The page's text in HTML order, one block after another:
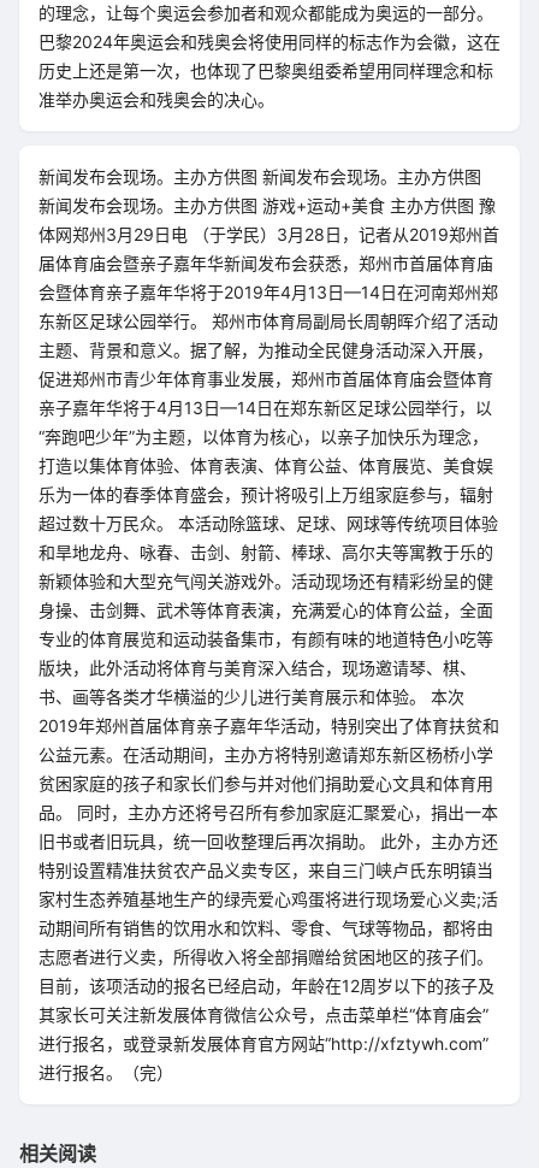
的理念，让每个奥运会参加者和观众都能成为奥运的一部分。
巴黎2024年奥运会和残奥会将使用同样的标志作为会徽，这在
历史上还是第一次，也体现了巴黎奥组委希望用同样理念和标
准举办奥运会和残奥会的决心。
新闻发布会现场。主办方供图 新闻发布会现场。主办方供图
新闻发布会现场。主办方供图 游戏+运动+美食 主办方供图 豫
体网郑州3月29日电 （于学民）3月28日，记者从2019郑州首
届体育庙会暨亲子嘉年华新闻发布会获悉，郑州市首届体育庙
会暨体育亲子嘉年华将于2019年4月13日—14日在河南郑州郑
东新区足球公园举行。 郑州市体育局副局长周朝晖介绍了活动
主题、背景和意义。据了解，为推动全民健身活动深入开展，
促进郑州市青少年体育事业发展，郑州市首届体育庙会暨体育
亲子嘉年华将于4月13日—14日在郑东新区足球公园举行，以
“奔跑吧少年”为主题，以体育为核心，以亲子加快乐为理念，
打造以集体育体验、体育表演、体育公益、体育展览、美食娱
乐为一体的春季体育盛会，预计将吸引上万组家庭参与，辐射
超过数十万民众。 本活动除篮球、足球、网球等传统项目体验
和旱地龙舟、咏春、击剑、射箭、棒球、高尔夫等寓教于乐的
新颖体验和大型充气闯关游戏外。活动现场还有精彩纷呈的健
身操、击剑舞、武术等体育表演，充满爱心的体育公益，全面
专业的体育展览和运动装备集市，有颜有味的地道特色小吃等
版块，此外活动将体育与美育深入结合，现场邀请琴、棋、
书、画等各类才华横溢的少儿进行美育展示和体验。 本次
2019年郑州首届体育亲子嘉年华活动，特别突出了体育扶贫和
公益元素。在活动期间，主办方将特别邀请郑东新区杨桥小学
贫困家庭的孩子和家长们参与并对他们捐助爱心文具和体育用
品。 同时，主办方还将号召所有参加家庭汇聚爱心，捐出一本
旧书或者旧玩具，统一回收整理后再次捐助。 此外，主办方还
特别设置精准扶贫农产品义卖专区，来自三门峡卢氏东明镇当
家村生态养殖基地生产的绿壳爱心鸡蛋将进行现场爱心义卖;活
动期间所有销售的饮用水和饮料、零食、气球等物品，都将由
志愿者进行义卖，所得收入将全部捐赠给贫困地区的孩子们。
目前，该项活动的报名已经启动，年龄在12周岁以下的孩子及
其家长可关注新发展体育微信公众号，点击菜单栏“体育庙会”
进行报名，或登录新发展体育官方网站“http://xfztywh.com”
进行报名。（完）
相关阅读